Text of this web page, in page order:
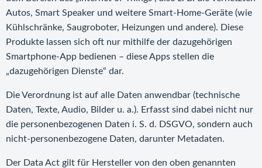
Autos, Smart Speaker und weitere Smart-Home-Geräte (wie
Kühlschränke, Saugroboter, Heizungen und andere). Diese
Produkte lassen sich oft nur mithilfe der dazugehörigen
Smartphone-App bedienen – diese Apps stellen die
„dazugehörigen Dienste“ dar.
Die Verordnung ist auf alle Daten anwendbar (technische
Daten, Texte, Audio, Bilder u. a.). Erfasst sind dabei nicht nur
die personenbezogenen Daten i. S. d. DSGVO, sondern auch
nicht-personenbezogene Daten, darunter Metadaten.
Der Data Act gilt für Hersteller von den oben genannten